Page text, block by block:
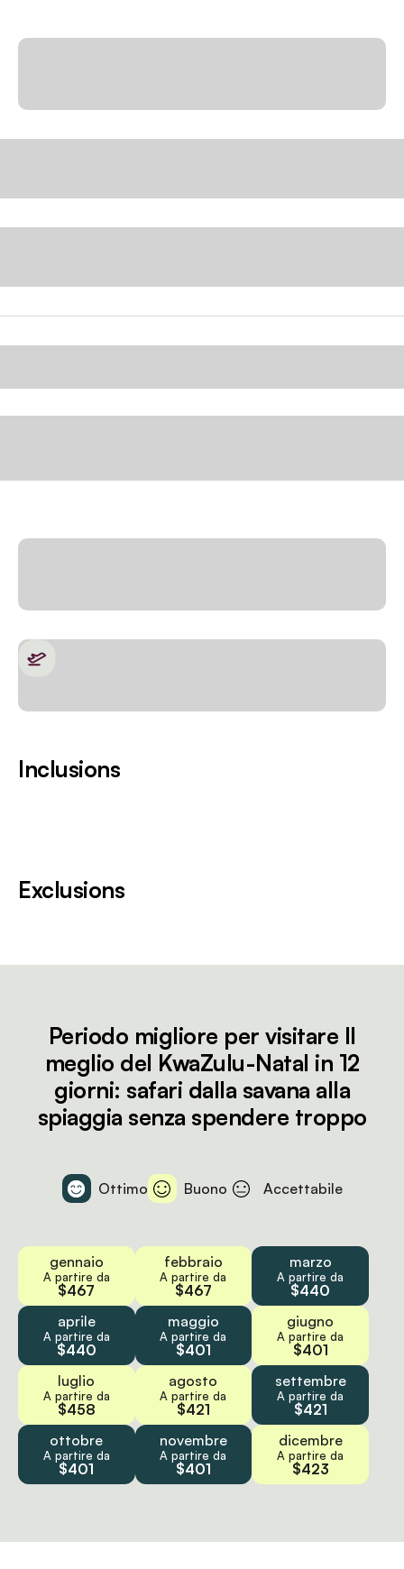
Inclusions
Exclusions
Periodo migliore per visitare Il
meglio del KwaZulu-Natal in 12
giorni: safari dalla savana alla
spiaggia senza spendere troppo
Ottimo Buono Accettabile
gennaio
A partire da
$467
febbraio
A partire da
$467
marzo
A partire da
$440
aprile
A partire da
$440
maggio
A partire da
$401
giugno
A partire da
$401
luglio
A partire da
$458
agosto
A partire da
$421
settembre
A partire da
$421
ottobre
A partire da
$401
novembre
A partire da
$401
dicembre
A partire da
$423